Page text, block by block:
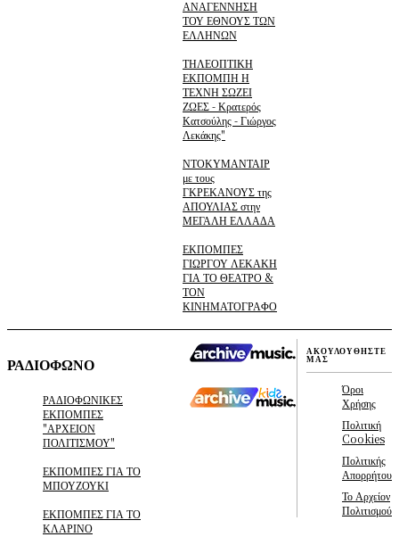
ΑΝΑΓΕΝΝΗΣΗ
ΤΟΥ ΕΘΝΟΥΣ ΤΩΝ
ΕΛΛΗΝΩΝ
ΤΗΛΕΟΠΤΙΚΗ
ΕΚΠΟΜΠΗ Η
ΤΕΧΝΗ ΣΩΖΕΙ
ΖΩΕΣ - Κρατερός
Κατσούλης - Γιώργος
Λεκάκης"
ΝΤΟΚΥΜΑΝΤΑΙΡ
με τους
ΓΚΡΕΚΑΝΟΥΣ της
ΑΠΟΥΛΙΑΣ στην
ΜΕΓΑΛΗ ΕΛΛΑΔΑ
ΕΚΠΟΜΠΕΣ
ΓΙΩΡΓΟΥ ΛΕΚΑΚΗ
ΓΙΑ ΤΟ ΘΕΑΤΡΟ &
ΤΟΝ
ΚΙΝΗΜΑΤΟΓΡΑΦΟ
ΡΑΔΙΟΦΩΝΟ
ΡΑΔΙΟΦΩΝΙΚΕΣ
ΕΚΠΟΜΠΕΣ
"ΑΡΧΕΙΟΝ
ΠΟΛΙΤΙΣΜΟΥ"
ΕΚΠΟΜΠΕΣ ΓΙΑ ΤΟ
ΜΠΟΥΖΟΥΚΙ
ΕΚΠΟΜΠΕΣ ΓΙΑ ΤΟ
ΚΛΑΡΙΝΟ
ΑΚΟΥΛΟΥΘΗΣΤΕ
ΜΑΣ
Όροι
Χρήσης
Πολιτική
Cookies
Πολιτικής
Απορρήτου
Το Αρχείον
Πολιτισμού